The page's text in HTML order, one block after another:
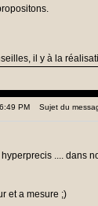
il y à la
PM Sujet du
.... dans
et a mesure ;)